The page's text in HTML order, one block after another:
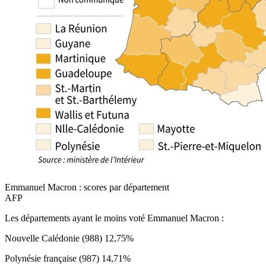
Emmanuel Macron : scores par département
AFP
Les départements ayant le moins voté Emmanuel Macron :
Nouvelle Calédonie (988) 12,75%
Polynésie française (987) 14,71%